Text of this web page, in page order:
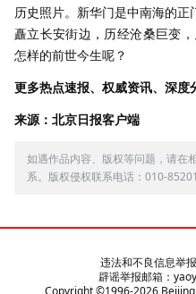
历史照片。新华门是中南海的正
矗立长安街边，历经沧桑巨变
怎样的前世今生呢？
更多热点速报、权威资讯、深
来源：北京日报客户端
如遇作品内容、版权等问题，请在
系。版权侵权联系电话：010-
违法和不良信息举
辟谣举报邮箱：
Copyright ©1996-2026Beijing